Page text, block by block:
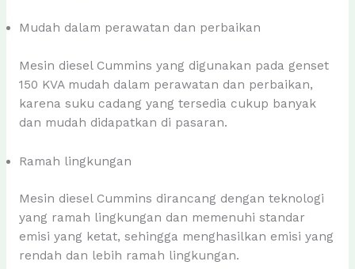
Mudah dalam perawatan dan perbaikan
Mesin diesel Cummins yang digunakan pada genset
150 KVA mudah dalam perawatan dan perbaikan,
karena suku cadang yang tersedia cukup banyak
dan mudah didapatkan di pasaran.
Ramah lingkungan
Mesin diesel Cummins dirancang dengan teknologi
yang ramah lingkungan dan memenuhi standar
emisi yang ketat, sehingga menghasilkan emisi yang
rendah dan lebih ramah lingkungan.